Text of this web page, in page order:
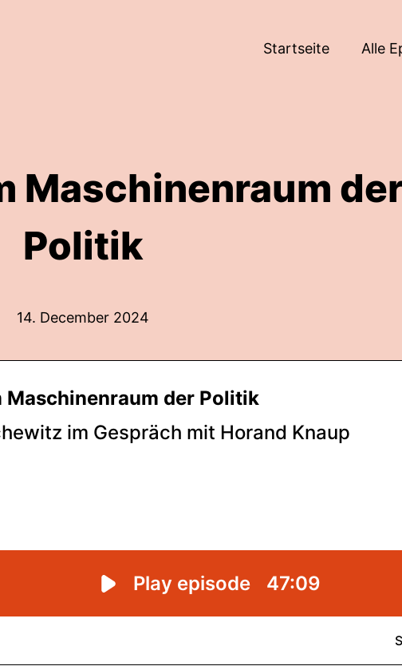
Startseite Alle
Maschinenraum
Politik
14. December 2024